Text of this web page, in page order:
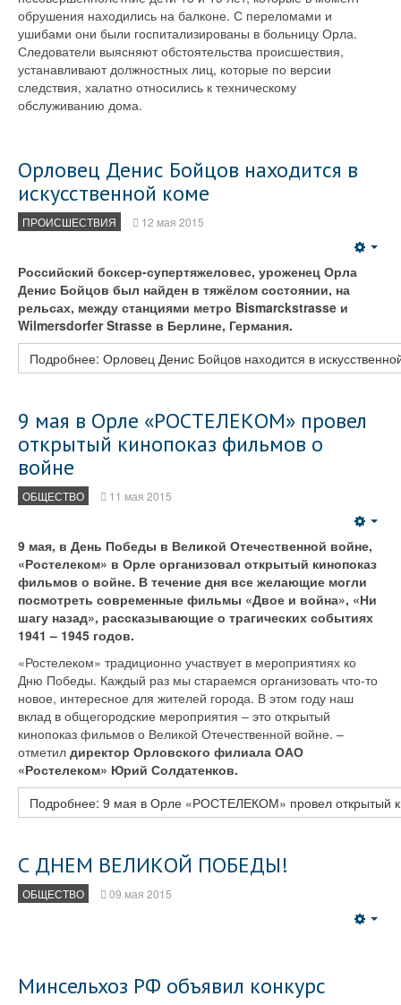
обрушения находились на балконе. С переломами и
ушибами они были госпитализированы в больницу Орла.
Следователи выясняют обстоятельства происшествия,
устанавливают должностных лиц, которые по версии
следствия, халатно относились к техническому
обслуживанию дома.
Орловец Денис Бойцов находится в
искусственной коме
ПРОИСШЕСТВИЯ 12 мая 2015
Российский боксер-супертяжеловес, уроженец Орла
Денис Бойцов был найден в тяжёлом состоянии, на
рельсах, между станциями метро Bismarckstrasse и
Wilmersdorfer Strasse в Берлине, Германия.
Подробнее: Орловец Денис Бойцов находится в
9 мая в Орле «РОСТЕЛЕКОМ» провел
открытый кинопоказ фильмов о
войне
ОБЩЕСТВО 11 мая 2015
9 мая, в День Победы в Великой Отечественной войне,
«Ростелеком» в Орле организовал открытый кинопоказ
фильмов о войне. В течение дня все желающие могли
посмотреть современные фильмы «Двое и война», «Ни
шагу назад», рассказывающие о трагических событиях
1941 – 1945 годов.
«Ростелеком» традиционно участвует в мероприятиях ко
Дню Победы. Каждый раз мы стараемся организовать что-то
новое, интересное для жителей города. В этом году наш
вклад в общегородские мероприятия – это открытый
кинопоказ фильмов о Великой Отечественной войне. –
отметил директор Орловского филиала ОАО
«Ростелеком» Юрий Солдатенков.
Подробнее: 9 мая в Орле «РОСТЕЛЕКОМ» провел открытый
С ДНЕМ ВЕЛИКОЙ ПОБЕДЫ!
ОБЩЕСТВО 09 мая 2015
Минсельхоз РФ объявил конкурс